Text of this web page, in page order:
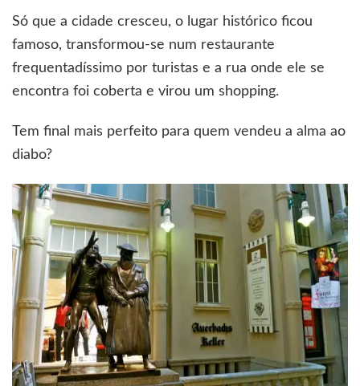
Só que a cidade cresceu, o lugar histórico ficou
famoso, transformou-se num restaurante
frequentadíssimo por turistas e a rua onde ele se
encontra foi coberta e virou um shopping.
Tem final mais perfeito para quem vendeu a alma ao
diabo?